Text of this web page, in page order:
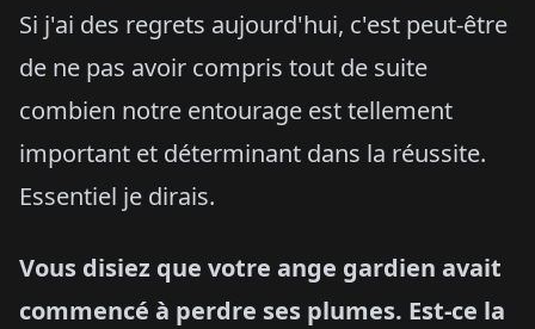
Si j'ai des regrets aujourd'hui, c'est peut-être
de ne pas avoir compris tout de suite
combien notre entourage est tellement
important et déterminant dans la réussite.
Essentiel je dirais.
Vous disiez que votre ange gardien avait
commencé à perdre ses plumes. Est-ce la